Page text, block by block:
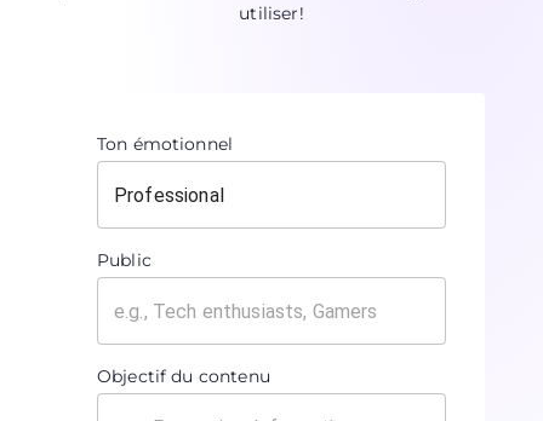
utiliser!
Ton émotionnel
Public
Objectif du contenu